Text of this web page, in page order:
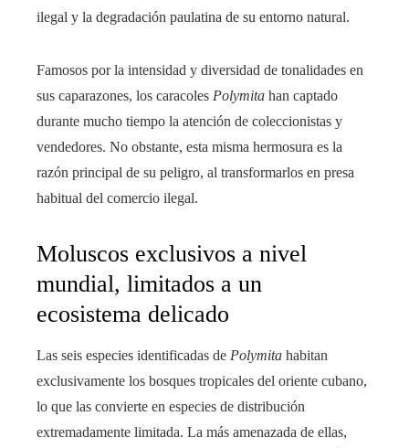
ilegal y la degradación paulatina de su entorno natural.
Famosos por la intensidad y diversidad de tonalidades en
sus caparazones, los caracoles Polymita han captado
durante mucho tiempo la atención de coleccionistas y
vendedores. No obstante, esta misma hermosura es la
razón principal de su peligro, al transformarlos en presa
habitual del comercio ilegal.
Moluscos exclusivos a nivel
mundial, limitados a un
ecosistema delicado
Las seis especies identificadas de Polymita habitan
exclusivamente los bosques tropicales del oriente cubano,
lo que las convierte en especies de distribución
extremadamente limitada. La más amenazada de ellas,